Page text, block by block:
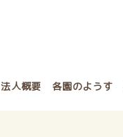
法人概要 各園のようす